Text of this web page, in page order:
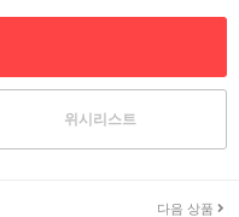
위시리스트
다음 상품